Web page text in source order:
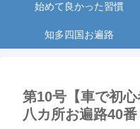
始めて良かった習慣
知多四国お遍路
第10号【車で初
八カ所お遍路40